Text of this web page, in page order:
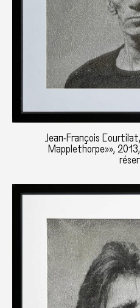
Jean-François
Mapplethorpe»»,